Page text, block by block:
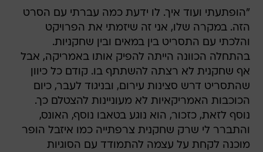
"הופתעתי ועוד איך. לו ידעת כמה עברתי עם הסרט
הזה. במקרה שלו, אני זה שיזמתי את הפרויקט
והלכתי עם התסריט בין במאים ובין שחקניות.
בהתחלה הכוונה הייתה להפיק אותו באמריקה, אבל
אף שחקנית לא רצתה להשתתף בו. קודם כל כיוון
שהתסריט דרש סצינות עירום, ובניגוד לעבר, כיום
הכוכבות האמריקאיות לא מעוניינות להצטלם כך.
נוסף לזאת, כזכור, הוא נוגע בטאבו נוסף, האונס,
והתברר לי שרק שחקנית צרפתייה כמו איזבל הופר
מוכנה לקחת על עצמה להתמודד עם הסוגיות